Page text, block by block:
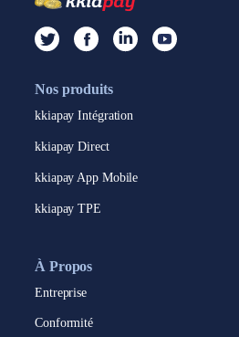
Nos produits
kkiapay Intégration
kkiapay Direct
kkiapay App Mobile
kkiapay TPE
À Propos
Entreprise
Conformité